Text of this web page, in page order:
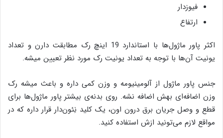
فیوزدار
ارتفاع
اکثر پاور ماژول‌ها با استاندارد 19 اینچ رک مطابقت دارن و تعداد
یونیت‌ آن‌ها با توجه به تعداد یونیت رک مورد نظر تعیین میشه.
جنس پاور ماژول‌ از آلومینیومه و وزن کمی داره و باعث میشه رک
وزن اضافه‌ای بهش اضافه نشه. روی بدنه‌ی بیشتر پاور ماژول‌ها برای
قطع و وصل جریان برق درون اون، یک کلید نِئون‌دار قرار داره که در
مواقع لازم می‌تونید ازش استفاده کنید.